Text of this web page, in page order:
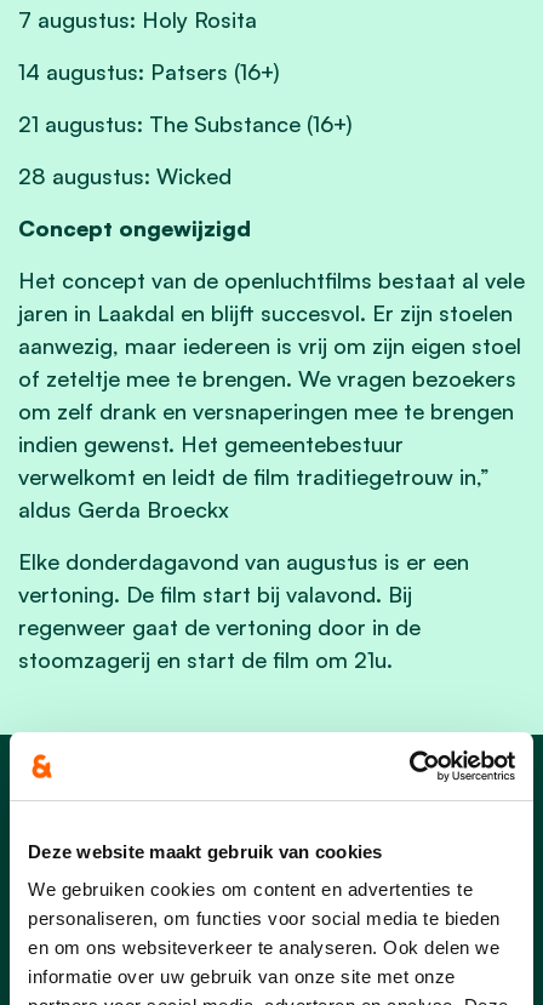
Deze website maakt gebruik van cookies
We gebruiken cookies om content en advertenties te
personaliseren, om functies voor social media te bieden
en om ons websiteverkeer te analyseren. Ook delen we
informatie over uw gebruik van onze site met onze
7 augustus: Holy Rosita
14 augustus: Patsers (16+)
21 augustus: The Substance (16+)
28 augustus: Wicked
Concept ongewijzigd
Het concept van de openluchtfilms bestaat al vele
jaren in Laakdal en blijft succesvol. Er zijn stoelen
aanwezig, maar iedereen is vrij om zijn eigen stoel
of zeteltje mee te brengen. We vragen bezoekers
om zelf drank en versnaperingen mee te brengen
indien gewenst. Het gemeentebestuur
verwelkomt en leidt de film traditiegetrouw in,”
aldus Gerda Broeckx
Elke donderdagavond van augustus is er een
vertoning. De film start bij valavond. Bij
regenweer gaat de vertoning door in de
stoomzagerij en start de film om 21u.
Nieuws uit Laakdal